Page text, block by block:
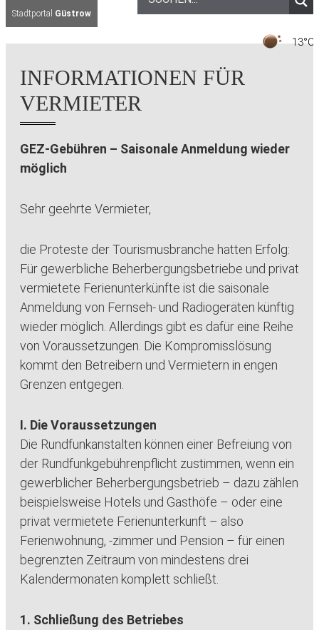
Stadtportal Güstrow
INFORMATIONEN FÜR
VERMIETER
GEZ-Gebühren – Saisonale Anmeldung wieder
möglich
Sehr geehrte Vermieter,
die Proteste der Tourismusbranche hatten Erfolg:
Für gewerbliche Beherbergungsbetriebe und privat
vermietete Ferienunterkünfte ist die saisonale
Anmeldung von Fernseh- und Radiogeräten künftig
wieder möglich. Allerdings gibt es dafür eine Reihe
von Voraussetzungen. Die Kompromisslösung
kommt den Betreibern und Vermietern in engen
Grenzen entgegen.
I. Die Voraussetzungen
Die Rundfunkanstalten können einer Befreiung von
der Rundfunkgebührenpflicht zustimmen, wenn ein
gewerblicher Beherbergungsbetrieb – dazu zählen
beispielsweise Hotels und Gasthöfe – oder eine
privat vermietete Ferienunterkunft – also
Ferienwohnung, -zimmer und Pension – für einen
begrenzten Zeitraum von mindestens drei
Kalendermonaten komplett schließt.
1. Schließung des Betriebes